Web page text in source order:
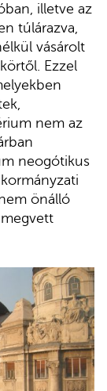
illetve az
túlárazva,
vásárolt
Ezzel
nem az
neogótikus
önálló